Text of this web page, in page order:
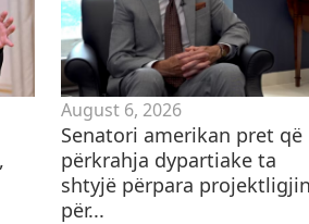
August 6, 2026
Senatori amerikan pret që
përkrahja dypartiake ta
shtyjë përpara
për...